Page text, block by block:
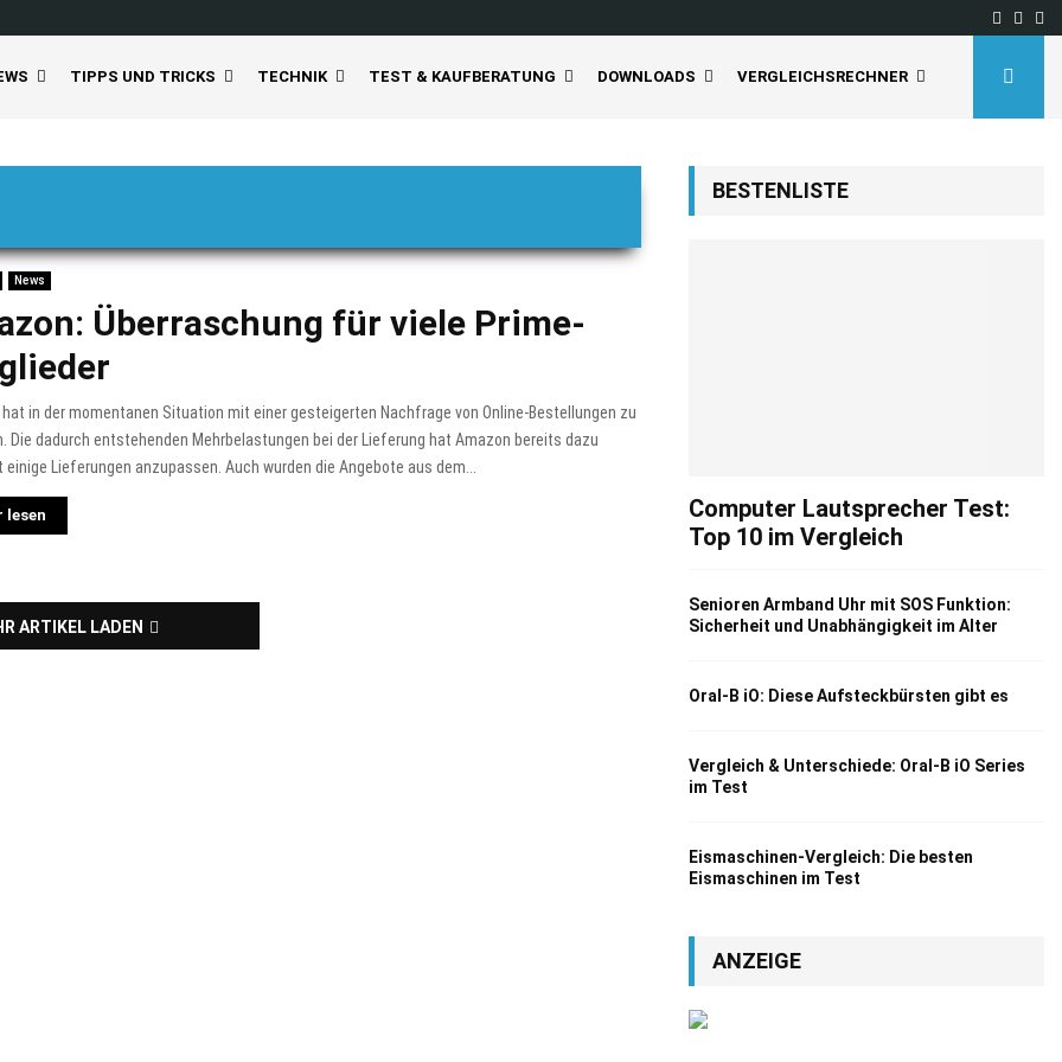
TIPPS UND TRICKS TECHNIK TEST & KAUFBERATUNG DOWNLOADS VERGLEICHSRECHNER
News
Überraschung für viele Prime-
in der momentanen Situation mit einer gesteigerten Nachfrage von Online-Bestellungen zu
Die dadurch entstehenden Mehrbelastungen bei der Lieferung hat Amazon bereits dazu
einige Lieferungen anzupassen. Auch wurden die Angebote aus dem...
lesen
ARTIKEL LADEN
BESTENLISTE
Computer Lautsprecher Test:
Top 10 im Vergleich
Senioren Armband Uhr mit SOS Funktion:
Sicherheit und Unabhängigkeit im Alter
Oral-B iO: Diese Aufsteckbürsten gibt es
Vergleich & Unterschiede: Oral-B iO Series
im Test
Eismaschinen-Vergleich: Die besten
Eismaschinen im Test
ANZEIGE